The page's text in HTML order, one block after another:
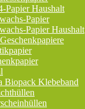
Papier Haushalt
Papier
Papier Haushalt
Biopack Klebeband